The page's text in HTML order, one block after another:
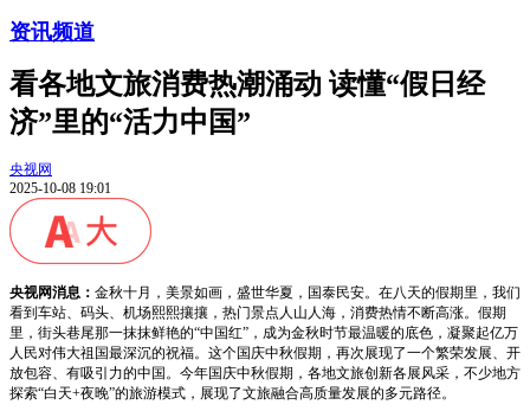
资讯频道
看各地文旅消费热潮涌动 读懂“假日经
济”里的“活力中国”
央视网
2025-10-08 19:01
央视网消息： 金秋十月，美景如画，盛世华夏，国泰民安。在八天的假期里，我们
看到车站、码头、机场熙熙攘攘，热门景点人山人海，消费热情不断高涨。假期
里，街头巷尾那一抹抹鲜艳的“中国红”，成为金秋时节最温暖的底色，凝聚起亿万
人民对伟大祖国最深沉的祝福。这个国庆中秋假期，再次展现了一个繁荣发展、开
放包容、有吸引力的中国。今年国庆中秋假期，各地文旅创新各展风采，不少地方
探索“白天+夜晚”的旅游模式，展现了文旅融合高质量发展的多元路径。